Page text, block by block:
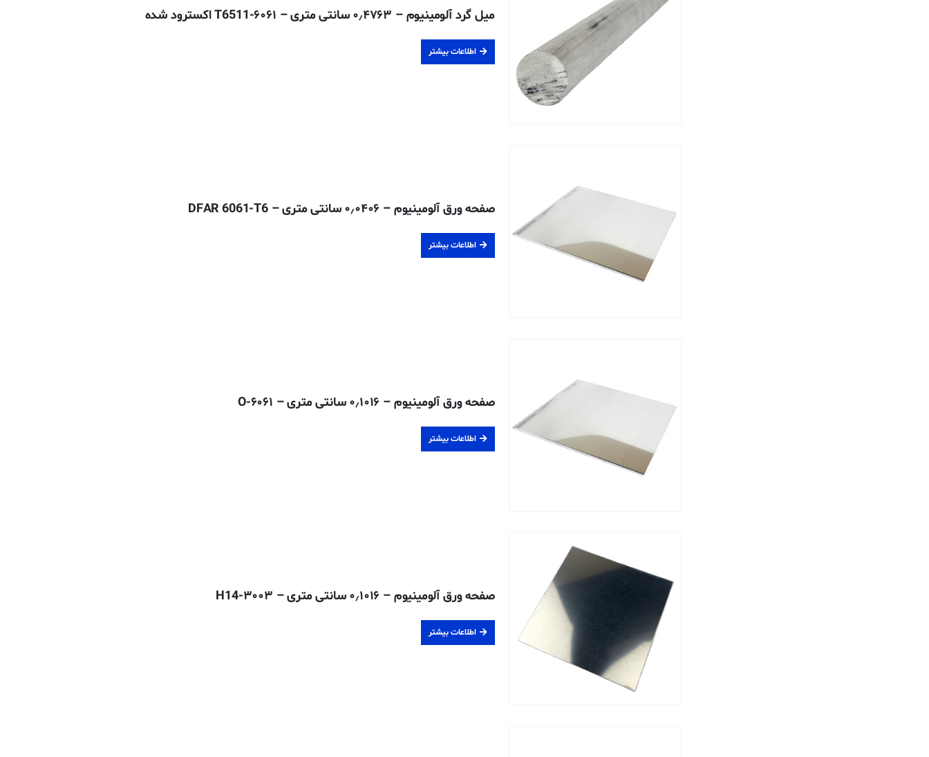
میل گرد آلومینیوم – ۰٫۴۷۶۳ سانتی متری – ۶۰۶۱-T6511 اکسترود شده
اطلاعات بیشتر
صفحه ورق آلومینیوم – ۰٫۰۴۰۶ سانتی متری – DFAR 6061-T6
اطلاعات بیشتر
صفحه ورق آلومینیوم – ۰٫۱۰۱۶ سانتی متری – ۶۰۶۱-O
اطلاعات بیشتر
صفحه ورق آلومینیوم – ۰٫۱۰۱۶ سانتی متری – ۳۰۰۳-H14
اطلاعات بیشتر